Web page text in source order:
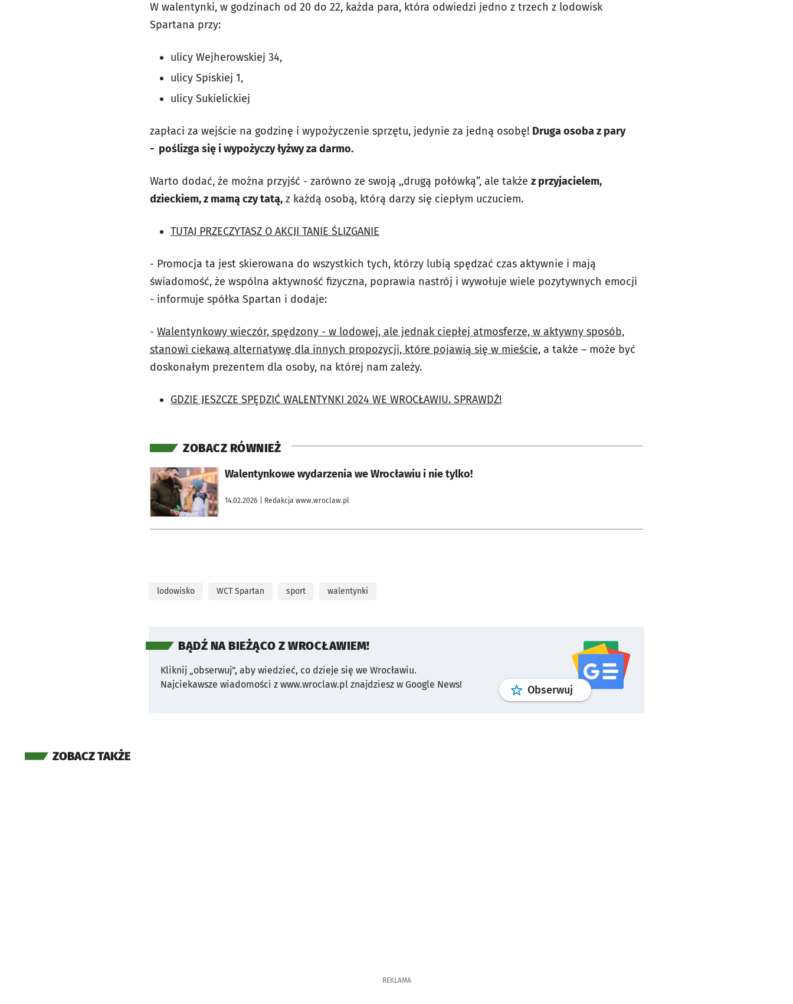
W walentynki, w godzinach od 20 do 22, każda para, która odwiedzi jedno z trzech z lodowisk
Spartana przy:
ulicy Wejherowskiej 34,
ulicy Spiskiej 1,
ulicy Sukielickiej
zapłaci za wejście na godzinę i wypożyczenie sprzętu, jedynie za jedną osobę! Druga osoba z pary
- poślizga się i wypożyczy łyżwy za darmo.
Warto dodać, że można przyjść - zarówno ze swoją ,,drugą połówką”, ale także z przyjacielem,
dzieckiem, z mamą czy tatą, z każdą osobą, którą darzy się ciepłym uczuciem.
TUTAJ PRZECZYTASZ O AKCJI TANIE ŚLIZGANIE
- Promocja ta jest skierowana do wszystkich tych, którzy lubią spędzać czas aktywnie i mają
świadomość, że wspólna aktywność fizyczna, poprawia nastrój i wywołuje wiele pozytywnych emocji
- informuje spółka Spartan i dodaje:
- Walentynkowy wieczór, spędzony - w lodowej, ale jednak ciepłej atmosferze, w aktywny sposób,
stanowi ciekawą alternatywę dla innych propozycji, które pojawią się w mieście, a także – może być
doskonałym prezentem dla osoby, na której nam zależy.
GDZIE JESZCZE SPĘDZIĆ WALENTYNKI 2024 WE WROCŁAWIU. SPRAWDŹ!
ZOBACZ RÓWNIEŻ
Walentynkowe wydarzenia we Wrocławiu i nie tylko!
14.02.2026 | Redakcja www.wroclaw.pl
otworzy się w nowej karcie
lodowisko WCT Spartan sport walentynki
BĄDŹ NA BIEŻĄCO Z WROCŁAWIEM!
Kliknij „obserwuj”, aby wiedzieć, co dzieje się we Wrocławiu.
Najciekawsze wiadomości z www.wroclaw.pl znajdziesz w Google News!
Obserwuj profilgoogle news
ZOBACZ TAKŻE
REKLAMA